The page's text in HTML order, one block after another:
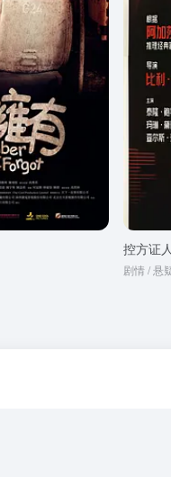
控方证
剧情 / 悬